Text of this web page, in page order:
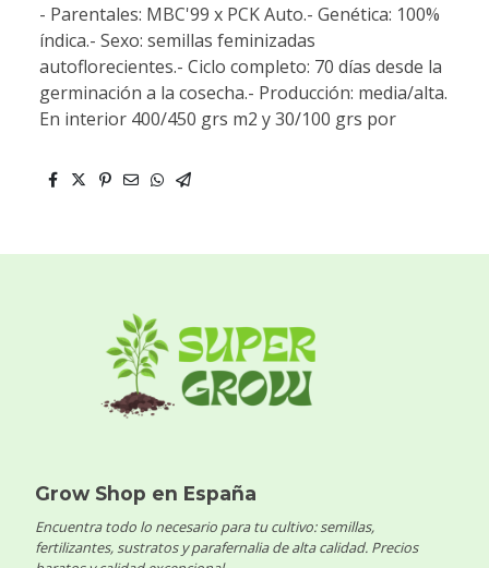
- Parentales: MBC'99 x PCK Auto.- Genética: 100%
índica.- Sexo: semillas feminizadas
autoflorecientes.- Ciclo completo: 70 días desde la
germinación a la cosecha.- Producción: media/alta.
En interior 400/450 grs m2 y 30/100 grs por
Grow Shop en España
Encuentra todo lo necesario para tu cultivo: semillas,
fertilizantes, sustratos y parafernalia de alta calidad. Precios